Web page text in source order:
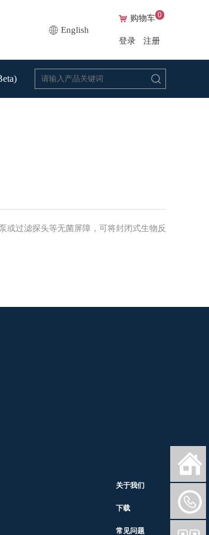
English
购物车 0
登录 注册
或过滤探头等无菌屏障，可将封闭式生物反
关于我们
下载
常见问题